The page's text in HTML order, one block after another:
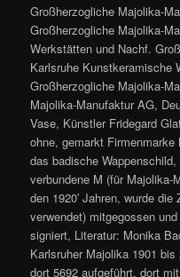
Großherzogliche Majolika-
Großherzogliche Majolika-
Werkstätten und Nachf.
Karlsruhe Kunstkeramische
Großherzogliche Majolika-
Majolika-Manufaktur AG,
Vase, Künstler Fridegard
ohne, gemarkt
das badische
verbundene M (für Majolika-
den 1920′ Jahren, wurde
verwendet) mitgegossen
signiert, Literatur: Monika
Karlsruher Majolika 1901
dort 5692 aufgeführt, dort